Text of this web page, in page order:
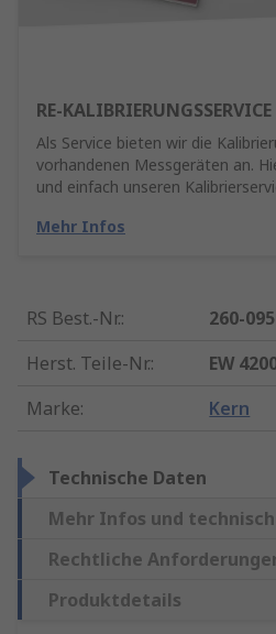
RE-KALIBRIERUNGSSERVICE
Als Service bieten wir die
vorhandenen Messgeräten an.
und einfach unseren
Mehr Infos
RS Best.-Nr.:
260-
Herst. Teile-Nr.:
EW
Marke: Kern
Technische Daten
Mehr Infos und
Rechtliche
Produktdetails